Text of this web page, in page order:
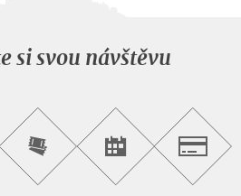
si svou návštěvu
Zakoupit
vstupenky
on-
Najít
pořad/akci